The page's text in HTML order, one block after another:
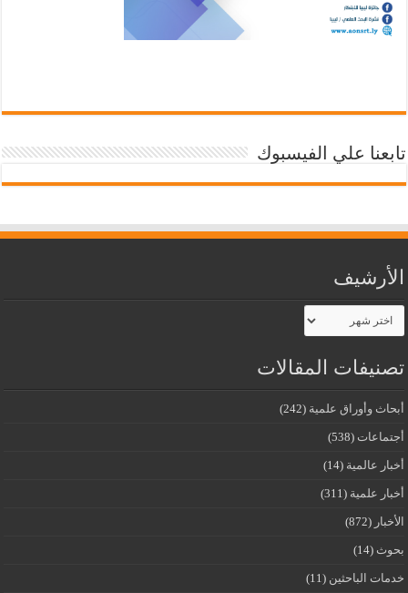
تابعنا علي الفيسبوك
الأرشيف
الأرشيف
تصنيفات المقالات
أبحاث وأوراق علمية (242)
أجتماعات (538)
أخبار عالمية (14)
أخبار علمية (311)
الأخبار (872)
بحوث (14)
خدمات الباحثين (11)